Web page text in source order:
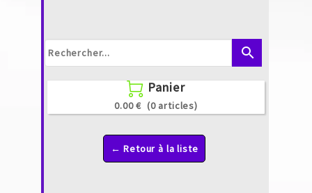
search
 Panier
0.00 € (0 articles)
← Retour à la liste